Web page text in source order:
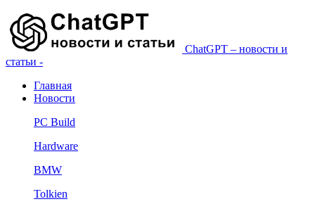
ChatGPT – новости и
статьи -
Главная
Новости
PC Build
Hardware
BMW
Tolkien